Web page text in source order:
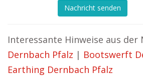
Nachricht senden
Interessante Hinweise aus der
Dernbach Pfalz | Bootswerft
Earthing Dernbach Pfalz